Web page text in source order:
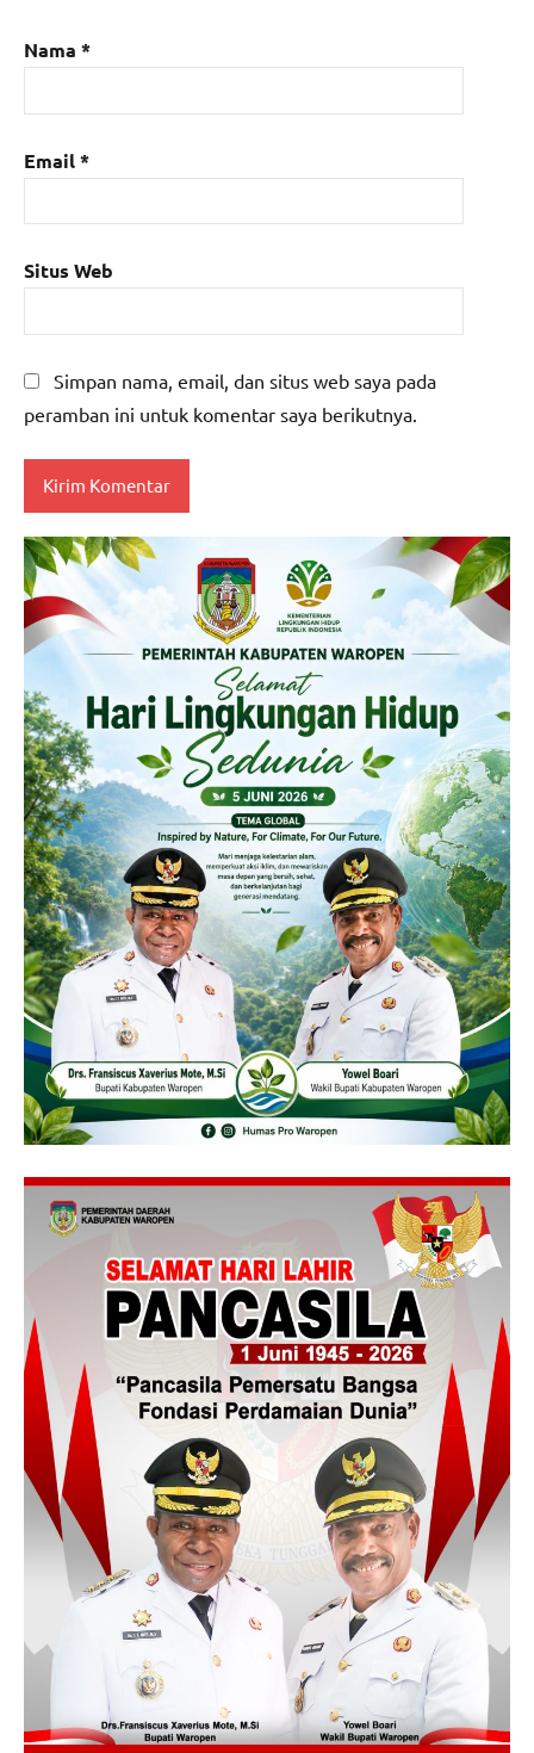
Nama *
Email*
Situs Web
Simpan nama, email, dan situs web saya pada
peramban ini untuk komentar saya berikutnya.